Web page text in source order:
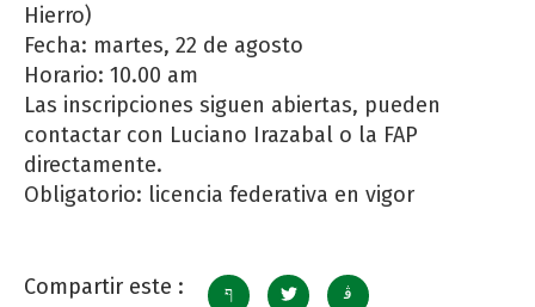
Hierro)
Fecha: martes, 22 de agosto
Horario: 10.00 am
Las inscripciones siguen abiertas, pueden
contactar con Luciano Irazabal o la FAP
directamente.
Obligatorio: licencia federativa en vigor
Compartir este :